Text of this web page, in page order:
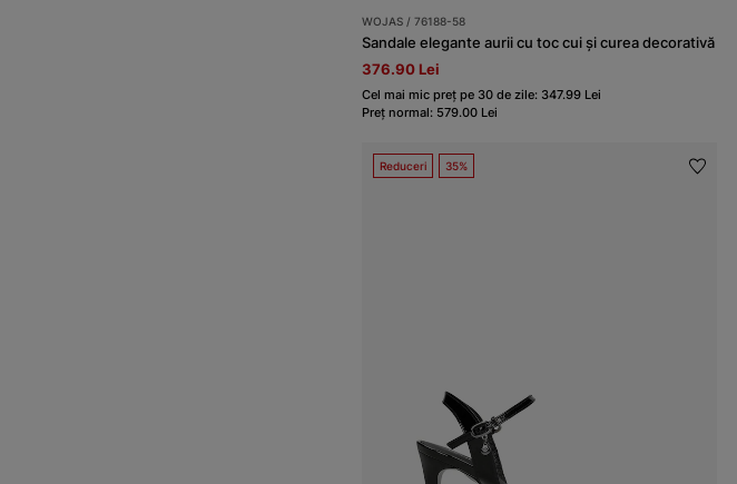
WOJAS / 76188-58
Sandale elegante aurii cu toc cui și curea decorativă
376.90 Lei
Cel mai mic preț pe 30 de zile: 347.99 Lei
Preț normal: 579.00 Lei
Reduceri 35%